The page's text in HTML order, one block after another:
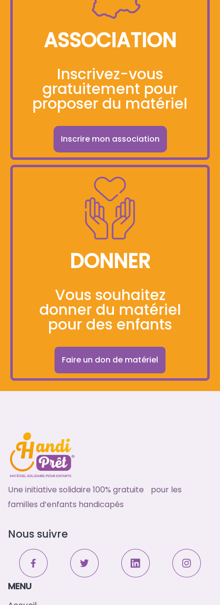
ASSOCIATION
Inscrivez-vous
gratuitement pour
proposer du matériel
Inscrire mon association
DONNER
Vous souhaitez
donner du matériel
pour des enfants
Faire un don de matériel
Une initiative solidaire 100% gratuite pour les
familles d’enfants handicapés
Nous suivre
MENU